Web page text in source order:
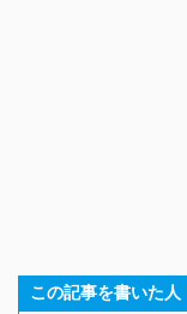
この記事を書いた人